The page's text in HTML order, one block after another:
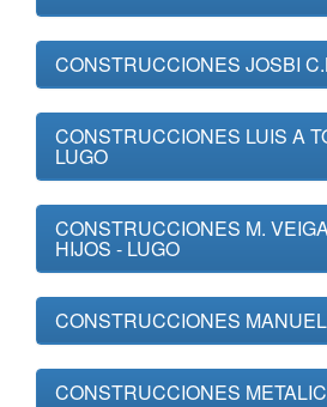
CONSTRUCCIONES JOSBI
CONSTRUCCIONES LUIS A
LUGO
CONSTRUCCIONES M.
HIJOS - LUGO
CONSTRUCCIONES
CONSTRUCCIONES